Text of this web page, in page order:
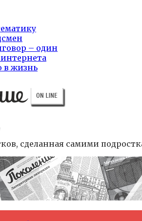
– один
в жизнь
сделанная самими